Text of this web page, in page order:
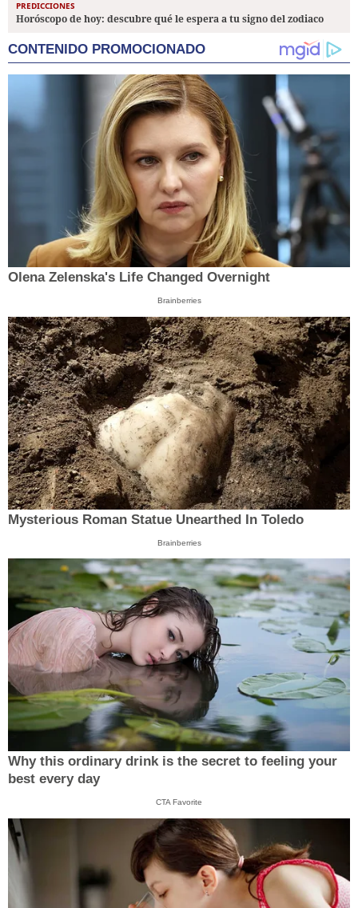
PREDICCIONES
Horóscopo de hoy: descubre qué le espera a tu signo del zodiaco
CONTENIDO PROMOCIONADO
Olena Zelenska's Life Changed Overnight
Brainberries
Mysterious Roman Statue Unearthed In Toledo
Brainberries
Why this ordinary drink is the secret to feeling your
best every day
CTA Favorite